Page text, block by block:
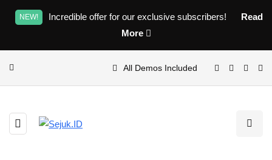
NEW! Incredible offer for our exclusive subscribers!
Read
More
All Demos Included